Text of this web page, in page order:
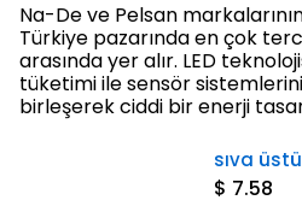
Na-De ve Pelsan
Türkiye pazarında en çok
arasında yer alır. LED
tüketimi ile sensör
birleşerek ciddi bir enerji
sıva
$ 7.58